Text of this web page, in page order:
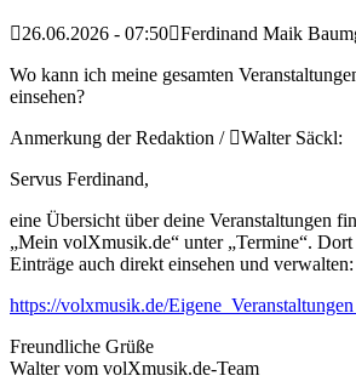
26.06.2026 - 07:50 Ferdinand Maik
Wo kann ich meine gesamten
einsehen?
Anmerkung der Redaktion /
Walter Säckl:
Servus Ferdinand,
eine Übersicht über deine Veranstaltungen
„Mein volXmusik.de“ unter „Termine“.
Einträge auch direkt einsehen und verwalten:
https://volxmusik.de/
Freundliche Grüße
Walter vom volXmusik.de-Team